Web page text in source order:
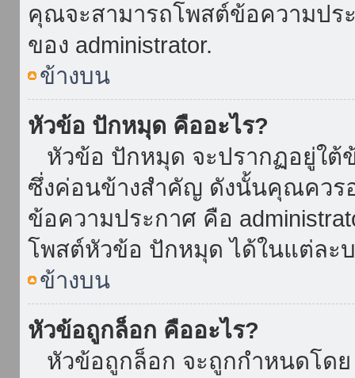
คุณจะสามารถโพสต์ข้อความป
ของ administrator.
ข้างบน
หัวข้อ ปักหมุด คืออะไร?
หัวข้อ ปักหมุด จะปรากฏอยู่ใต้
ซึ่งค่อนข้างสำคัญ ดังนั้นคุณควร
ข้อความประกาศ คือ
โพสต์หัวข้อ ปักหมุด ได้ในแต่ละ
ข้างบน
หัวข้อถูกล็อก คืออะไร?
หัวข้อถูกล็อก จะถูกกำหนดโดย